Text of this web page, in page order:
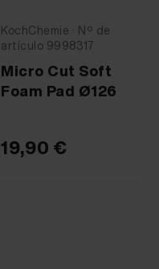
KochChemie · Nº de
artículo 9998317
Micro Cut Soft
Foam Pad Ø126
19,90 €